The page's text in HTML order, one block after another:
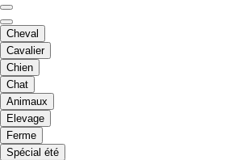
Cheval
Cavalier
Chien
Chat
Animaux
Elevage
Ferme
Spécial été